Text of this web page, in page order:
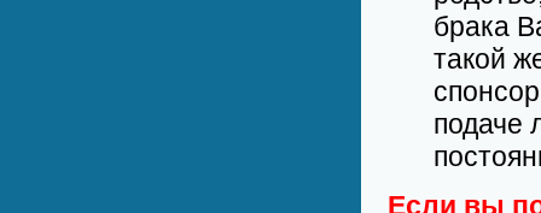
брака
такой
подаче
Если вы